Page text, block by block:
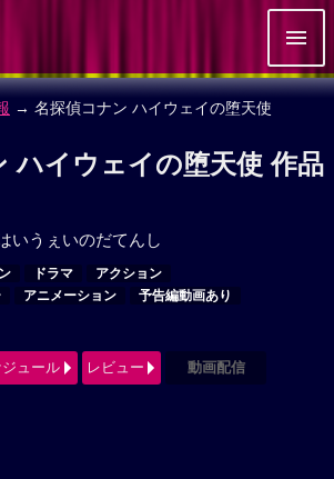
→ 名探偵コナン ハイウェイの堕天使
ハイウェイの堕天使 作品
いうぇいのだてんし
ドラマ
アクション
アニメーション 予告編動画あり
ュール レビュー 動画配信